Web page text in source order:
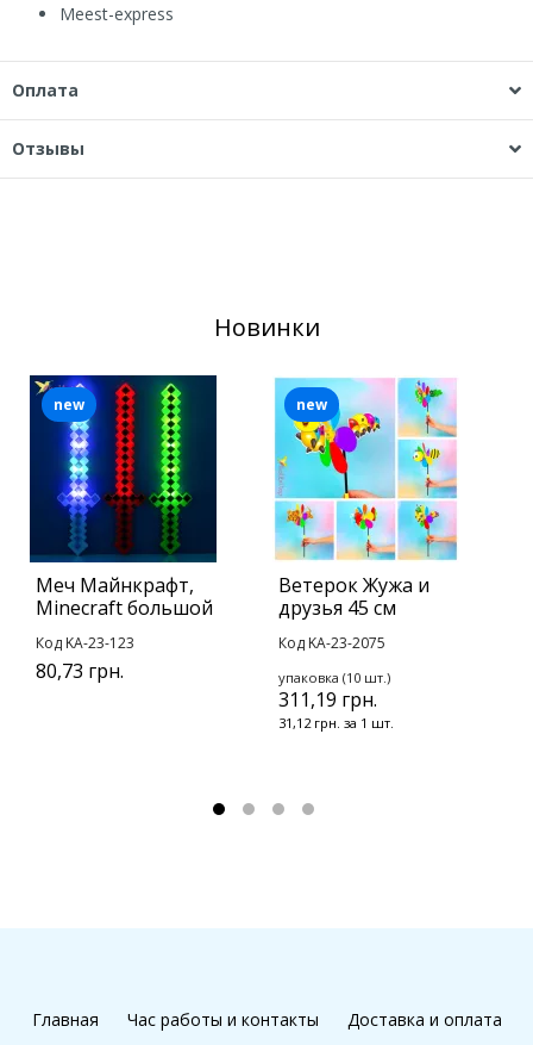
Мeest-express
Оплата
Отзывы
Новинки
Меч Майнкрафт,
Minecraft большой
Код KA-23-123
80,73 грн.
new
Ветерок Жужа и
друзья 45 см
Код KA-23-2075
упаковка (10 шт.)
311,19 грн.
31,12 грн. за 1 шт.
new
Главная Час работы и контакты Доставка и оплата